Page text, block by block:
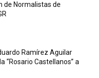
de Normalistas de
Ramírez Aguilar
“Rosario Castellanos” a